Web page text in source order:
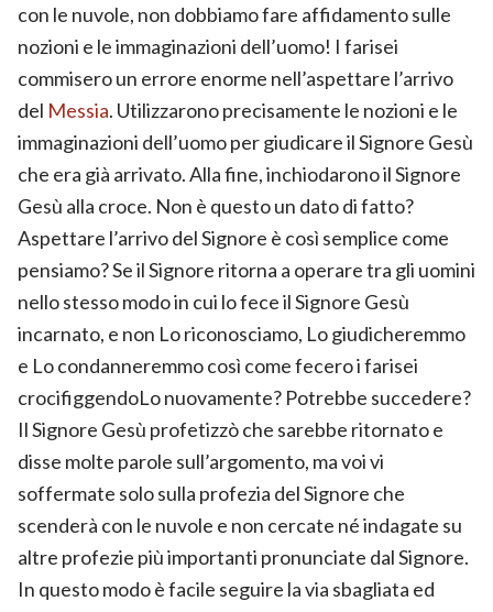
con le nuvole, non dobbiamo fare affidamento sulle
nozioni e le immaginazioni dell’uomo! I farisei
commisero un errore enorme nell’aspettare l’arrivo
del Messia. Utilizzarono precisamente le nozioni e le
immaginazioni dell’uomo per giudicare il Signore Gesù
che era già arrivato. Alla fine, inchiodarono il Signore
Gesù alla croce. Non è questo un dato di fatto?
Aspettare l’arrivo del Signore è così semplice come
pensiamo? Se il Signore ritorna a operare tra gli uomini
nello stesso modo in cui lo fece il Signore Gesù
incarnato, e non Lo riconosciamo, Lo giudicheremmo
e Lo condanneremmo così come fecero i farisei
crocifiggendoLo nuovamente? Potrebbe succedere?
Il Signore Gesù profetizzò che sarebbe ritornato e
disse molte parole sull’argomento, ma voi vi
soffermate solo sulla profezia del Signore che
scenderà con le nuvole e non cercate né indagate su
altre profezie più importanti pronunciate dal Signore.
In questo modo è facile seguire la via sbagliata ed